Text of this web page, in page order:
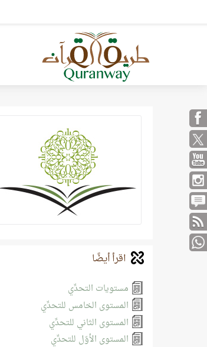
اقرأ أيضًا
مستويات التحدِّي
المستوى الخامس للتحدِّي
المستوى الثاني للتحدِّي
المستوى الأوّل للتحدِّي